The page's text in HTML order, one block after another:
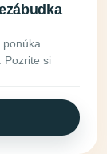
ponúka
Pozrite si